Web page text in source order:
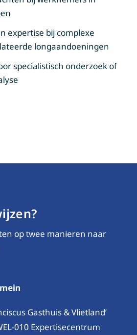
expertise bij complexe
longaandoeningen
specialistisch onderzoek of
op twee manieren naar
Gasthuis & Vlietland’
010 Expertisecentrum